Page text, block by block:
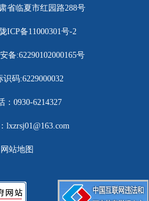
省临夏市红园路288号
ICP备11000301号-2
备:62290102000165号
识码:6229000032
：0930-6214327
lxzrsj01@163.com
网站地图